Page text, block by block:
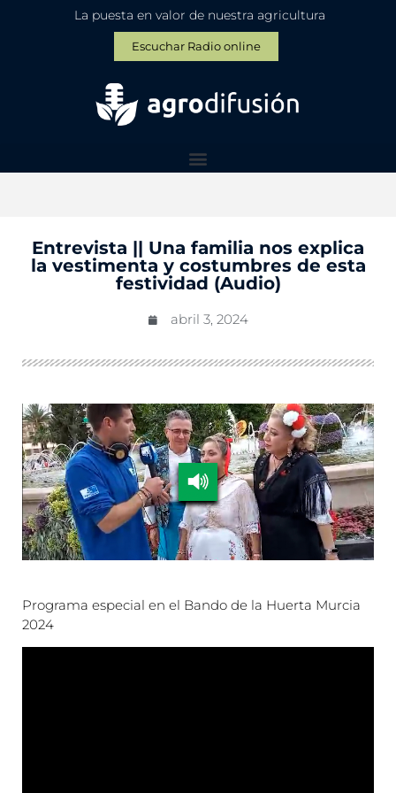
La puesta en valor de nuestra agricultura
Escuchar Radio online
Entrevista || Una familia nos explica
la vestimenta y costumbres de esta
festividad (Audio)
abril 3, 2024
Programa especial en el Bando de la Huerta Murcia
2024